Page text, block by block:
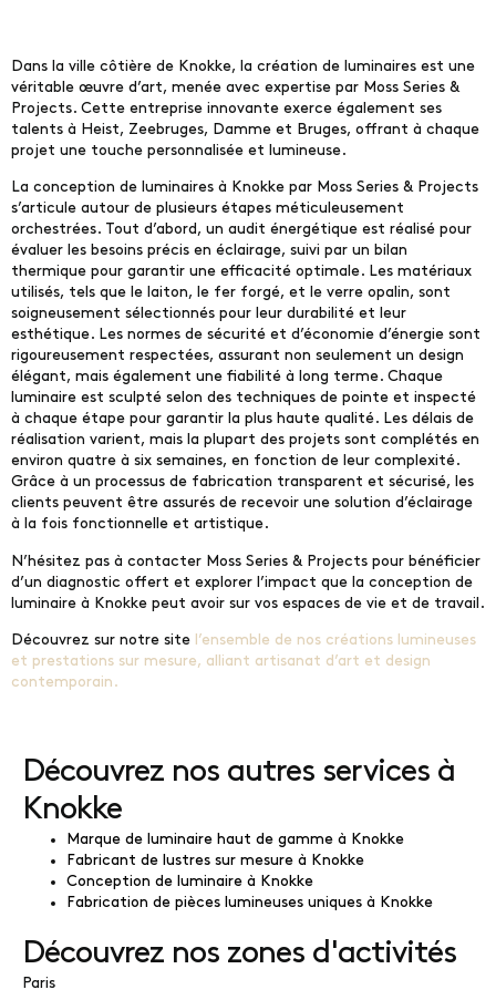
Dans la ville côtière de Knokke, la création de luminaires est une
véritable œuvre d’art, menée avec expertise par Moss Series &
Projects. Cette entreprise innovante exerce également ses
talents à Heist, Zeebruges, Damme et Bruges, offrant à chaque
projet une touche personnalisée et lumineuse.
La conception de luminaires à Knokke par Moss Series & Projects
s’articule autour de plusieurs étapes méticuleusement
orchestrées. Tout d’abord, un audit énergétique est réalisé pour
évaluer les besoins précis en éclairage, suivi par un bilan
thermique pour garantir une efficacité optimale. Les matériaux
utilisés, tels que le laiton, le fer forgé, et le verre opalin, sont
soigneusement sélectionnés pour leur durabilité et leur
esthétique. Les normes de sécurité et d’économie d’énergie sont
rigoureusement respectées, assurant non seulement un design
élégant, mais également une fiabilité à long terme. Chaque
luminaire est sculpté selon des techniques de pointe et inspecté
à chaque étape pour garantir la plus haute qualité. Les délais de
réalisation varient, mais la plupart des projets sont complétés en
environ quatre à six semaines, en fonction de leur complexité.
Grâce à un processus de fabrication transparent et sécurisé, les
clients peuvent être assurés de recevoir une solution d’éclairage
à la fois fonctionnelle et artistique.
N’hésitez pas à contacter Moss Series & Projects pour bénéficier
d’un diagnostic offert et explorer l’impact que la conception de
luminaire à Knokke peut avoir sur vos espaces de vie et de travail.
Découvrez sur notre site l’ensemble de nos créations lumineuses
et prestations sur mesure, alliant artisanat d’art et design
contemporain.
Découvrez nos autres services à
Knokke
Marque de luminaire haut de gamme à Knokke
Fabricant de lustres sur mesure à Knokke
Conception de luminaire à Knokke
Fabrication de pièces lumineuses uniques à Knokke
Découvrez nos zones d'activités
Paris